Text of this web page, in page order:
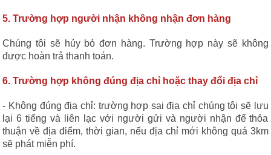
5. Trường hợp người nhận không nhận đơn hàng
Chúng tôi sẽ hủy bỏ đơn hàng. Trường hợp này sẽ không
được hoàn trả thanh toán.
6. Trường hợp không đúng địa chỉ hoặc thay đổi địa chỉ
- Không đúng địa chỉ: trường hợp sai địa chỉ chúng tôi sẽ lưu
lại 6 tiếng và liên lạc với người gửi và người nhận để thỏa
thuận về địa điểm, thời gian, nếu địa chỉ mới không quá 3km
sẽ phát miễn phí.